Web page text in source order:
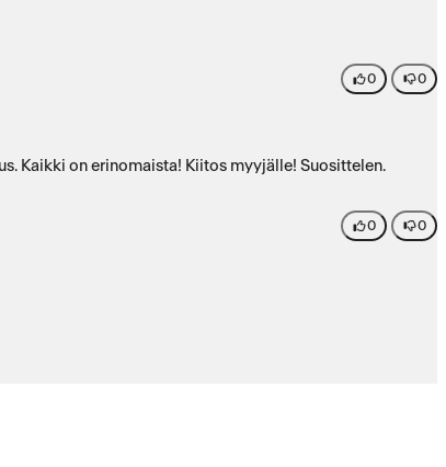
0 0
Kaikki on erinomaista! Kiitos myyjälle! Suosittelen.
0 0